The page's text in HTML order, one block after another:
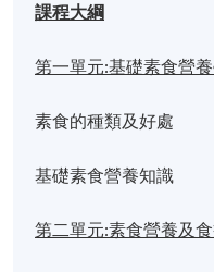
課程大綱
第一單元:基礎素食營
素食的種類及好處
基礎素食營養知識
第二單元:素食營養及